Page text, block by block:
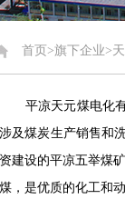
首页 >旗下企业>
平凉天元煤电化有
涉及煤炭生产销售和
资建设的平凉五举煤
煤，是优质的化工和动